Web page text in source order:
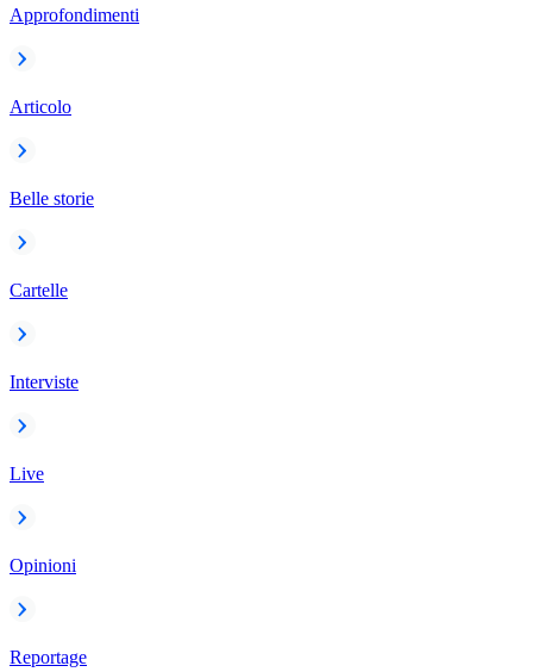
Approfondimenti
Articolo
Belle storie
Cartelle
Interviste
Live
Opinioni
Reportage